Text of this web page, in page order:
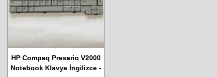
HP Compaq Presario V2000
Notebook Klavye İngilizce -